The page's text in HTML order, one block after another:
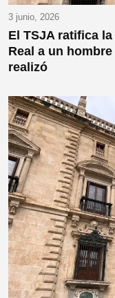
3 junio, 2026
El TSJA ratifica
Real a un
realizó